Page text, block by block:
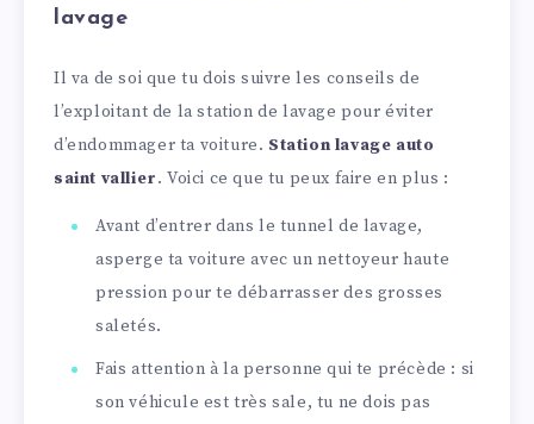
lavage
Il va de soi que tu dois suivre les conseils de
l’exploitant de la station de lavage pour éviter
d’endommager ta voiture. Station lavage auto
saint vallier. Voici ce que tu peux faire en plus :
Avant d’entrer dans le tunnel de lavage,
asperge ta voiture avec un nettoyeur haute
pression pour te débarrasser des grosses
saletés.
Fais attention à la personne qui te précède : si
son véhicule est très sale, tu ne dois pas